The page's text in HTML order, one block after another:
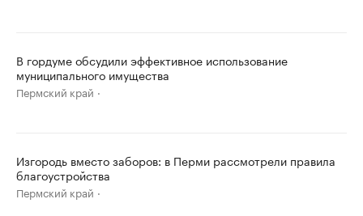
В гордуме обсудили эффективное использование
муниципального имущества
Пермский край
Изгородь вместо заборов: в Перми рассмотрели правила
благоустройства
Пермский край